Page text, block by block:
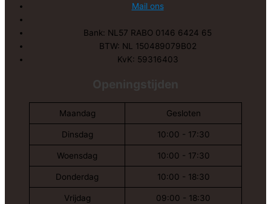
Mail ons
Bank: NL57 RABO 0146 6424 65
BTW: NL 150489079B02
KvK: 59316403
Maandag Gesloten
Dinsdag 10:00 - 17:30
Woensdag 10:00 - 17:30
Donderdag 10:00 - 18:30
Vrijdag 09:00 - 18:30